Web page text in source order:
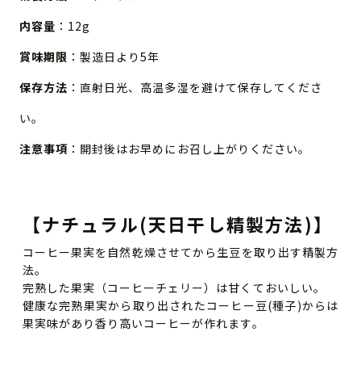
内容量 ：12g
賞味期限 ：製造日より5年
保存方法 ：直射日光、高温多湿を避けて保存してくださ
い。
注意事項 ：開封後はお早めにお召し上がりください。
【ナチュラル(天日干し精製方法)】
コーヒー果実を自然乾燥させてから生豆を取り出す精製方
法。
完熟した果実（コーヒーチェリー）は甘くておいしい。
健康な完熟果実から取り出されたコーヒー豆(種子)からは
果実味があり香り高いコーヒーが作れます。